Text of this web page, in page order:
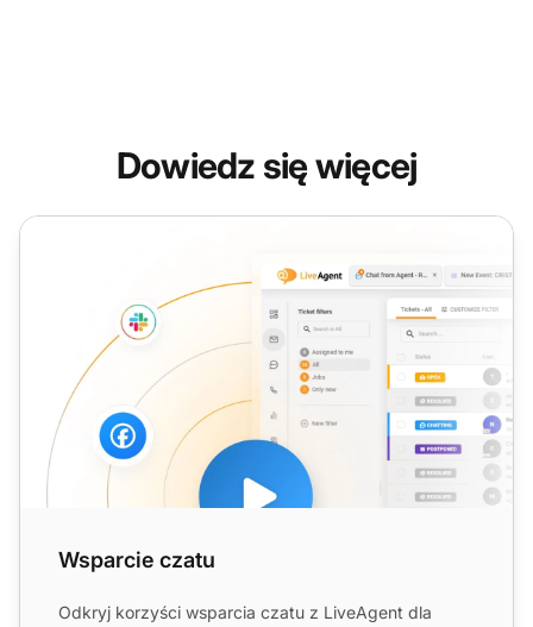
Dowiedz się więcej
Wsparcie czatu
Wsparcie czatu
Odkryj korzyści wsparcia czatu z LiveAgent dla